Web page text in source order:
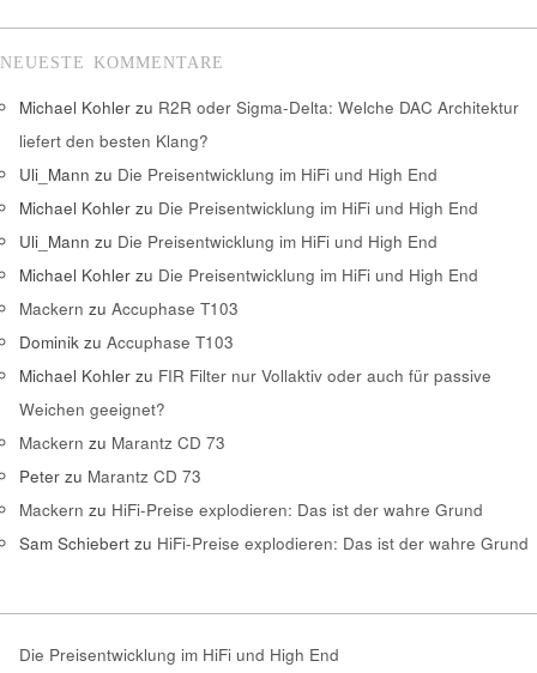
NEUESTE KOMMENTARE
Michael Kohler zu R2R oder Sigma-Delta: Welche DAC Architektur
liefert den besten Klang?
Uli_Mann zu Die Preisentwicklung im HiFi und High End
Michael Kohler zu Die Preisentwicklung im HiFi und High End
Uli_Mann zu Die Preisentwicklung im HiFi und High End
Michael Kohler zu Die Preisentwicklung im HiFi und High End
Mackern zu Accuphase T103
Dominik zu Accuphase T103
Michael Kohler zu FIR Filter nur Vollaktiv oder auch für passive
Weichen geeignet?
Mackern zu Marantz CD 73
Peter zu Marantz CD 73
Mackern zu HiFi-Preise explodieren: Das ist der wahre Grund
Sam Schiebert zu HiFi-Preise explodieren: Das ist der wahre Grund
Die Preisentwicklung im HiFi und High End